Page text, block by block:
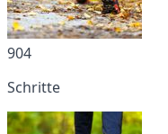
904
Schritte